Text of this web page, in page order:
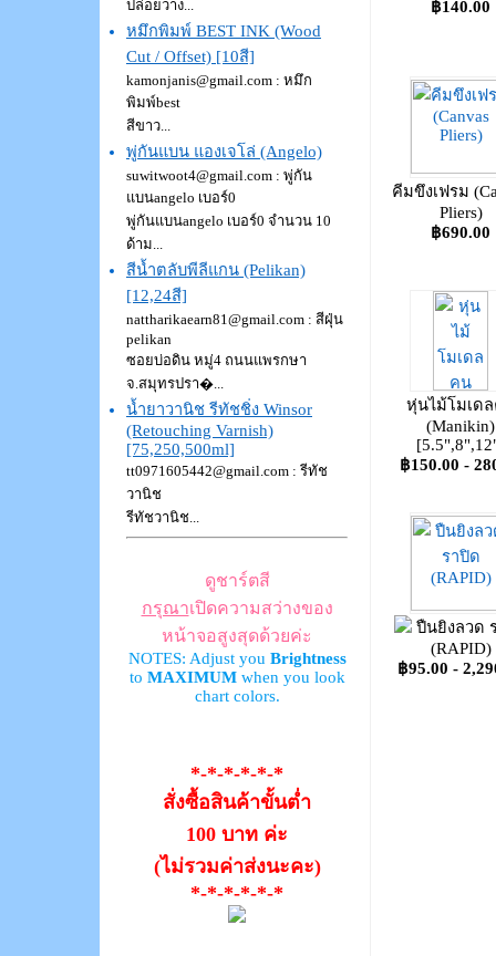
ปล่อยวาง...
หมึกพิมพ์ BEST INK (Wood
Cut / Offset) [10สี]
kamonjanis@gmail.com : หมึก
พิมพ์best
สีขาว...
พู่กันแบน แองเจโล่ (Angelo)
suwitwoot4@gmail.com : พู่กัน
แบนangelo เบอร์0
พู่กันแบนangelo เบอร์0 จำนวน 10
ด้าม...
สีน้ำตลับพีลีแกน (Pelikan)
[12,24สี]
nattharikaearn81@gmail.com : สีฝุ่น
pelikan
ซอยบ่อดิน หมู่4 ถนนแพรกษา
จ.สมุทรปรา�...
น้ำยาวานิช รีทัชชิ่ง Winsor
(Retouching Varnish)
[75,250,500ml]
tt0971605442@gmail.com : รีทัช
วานิช
รีทัชวานิช...
ดูชาร์ตสี
กรุณาเปิดความสว่างของ
หน้าจอสูงสุดด้วยค่ะ
NOTES: Adjust you Brightness
to MAXIMUMwhen you look
chart colors.
*-*-*-*-*-*
สั่งซื้อสินค้าขั้นต่ำ
100 บาท ค่ะ
(ไม่รวมค่าส่งนะคะ)
*-*-*-*-*-*
฿140.00
คีมขึงเฟรม
Pliers)
฿690.00
หุ่นไม้โมเด
(Manikin)
฿150.00 -
ปืนยิงลวด
(RAPID)
฿95.00 -